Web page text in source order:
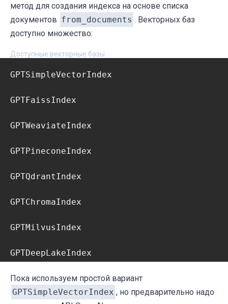
метод для создания индекса на основе списка
документов from_documents . Векторных баз
доступно множество:
Доступные векторные базы
GPTSimpleVectorIndex
GPTFaissIndex
GPTWeaviateIndex
GPTPineconeIndex
GPTQdrantIndex
GPTChromaIndex
GPTMilvusIndex
GPTDeepLakeIndex
Пока используем простой вариант
GPTSimpleVectorIndex , но предварительно надо